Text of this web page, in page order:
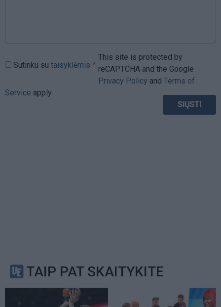
Sutinku su taisyklėmis
This site is protected by
reCAPTCHA and the Google
Privacy Policy and Terms of
Service apply.
TAIP PAT SKAITYKITE